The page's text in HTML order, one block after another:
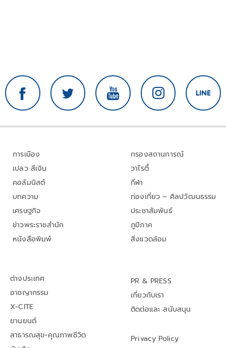
การเมือง
เปลว สีเงิน
คอลัมนิสต์
บทความ
เศรษฐกิจ
ข่าวพระราชสำนัก
หนังสือพิมพ์
กรองสถานการณ์
วาไรตี้
กีฬา
ท่องเที่ยว – ศิลปวัฒนธรรม
ประชาสัมพันธ์
ภูมิภาค
สิ่งแวดล้อม
ต่างประเทศ
อาชญากรรม
X-CITE
ยานยนต์
สาธารณสุข-คุณภาพชีวิต
PR & PRESS
เกี่ยวกับเรา
ติดต่อและ สนับสนุน
Privacy Policy